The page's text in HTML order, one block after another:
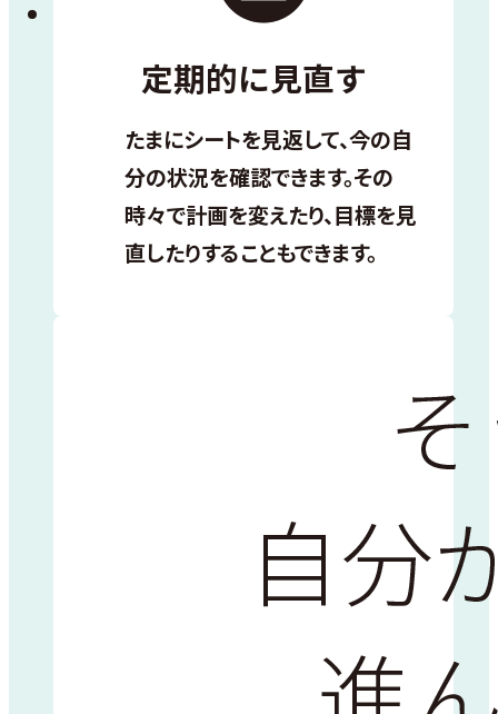
定期的に見直す
たまにシートを見返して、今の自
分の状況を確認できます。その
時々で計画を変えたり、目標を見
直したりすることもできます。